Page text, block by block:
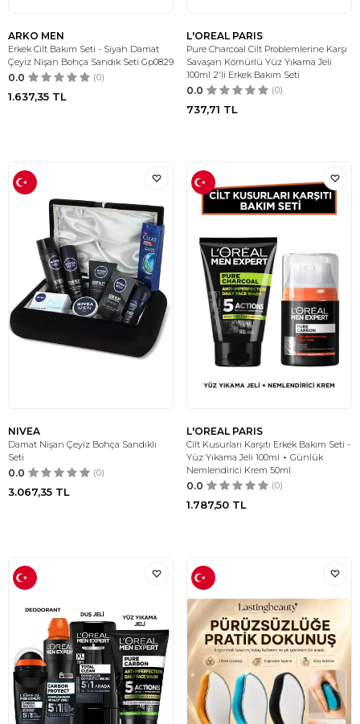
ARKO MEN
Erkek Cilt Bakım Seti - Siyah Damat
Çeyiz Nişan Bohça Sandık Seti Gp0829
0.0 (0)
1.637,35 TL
L'OREAL PARIS
Pure Charcoal Cilt Problemlerine Karşı
Savaşan Kömürlü Yüz Yıkama Jeli
100ml 2'li Erkek Bakım Seti
0.0 (0)
737,71 TL
NIVEA
Damat Nişan Çeyiz Bohça Sandıklı
Seti
0.0 (0)
3.067,35 TL
L'OREAL PARIS
Cilt Kusurları Karşıtı Erkek Bakım Seti -
Yüz Yıkama Jeli 100ml + Günlük
Nemlendirici Krem 50ml
0.0 (0)
1.787,50 TL